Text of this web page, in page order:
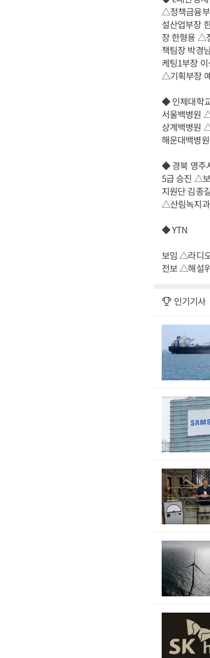
△정책금융
설산업부장
장 한형용 △
책팀장 박경
케팅1부장
△기획부장
◆ 인제대학
서울백병원
상계백병원
해운대백병
◆ 경북 영주
5급 승진 △
지원단 김종
△산림녹지
◆ YTN
보임 △라디
전보 △해설
인기기사